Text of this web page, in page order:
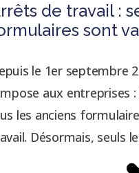
de travail :
sont
le 1er septembre
aux entreprises :
les anciens
Désormais, seuls